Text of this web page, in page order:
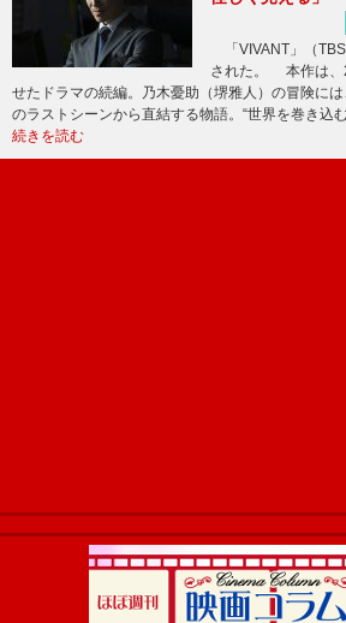
「VIVANT」（
された。 本作は、
せたドラマの続編。乃木憂助（堺雅人）の冒険に
のラストシーンから直結する物語。“世界を巻き込
続きを読む